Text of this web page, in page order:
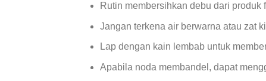
Rutin membersihkan debu dari produk
Jangan terkena air berwarna atau zat
Lap dengan kain lembab untuk
Apabila noda membandel, dapat